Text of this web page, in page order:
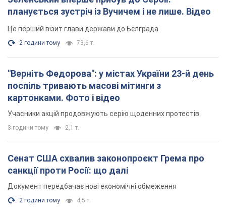
планується зустріч із Вучичем і не лише. Відео
Це перший візит глави держави до Бєлграда
2 години тому 73,6 т.
"Верніть Федорова": у містах України 23-й день
поспіль тривають масові мітинги з
картонками. Фото і відео
Учасники акцій продовжують серію щоденних протестів
3 години тому 2,1 т.
Сенат США схвалив законопроєкт Грема про
санкції проти Росії: що далі
Документ передбачає нові економічні обмеження
2 години тому 4,5 т.